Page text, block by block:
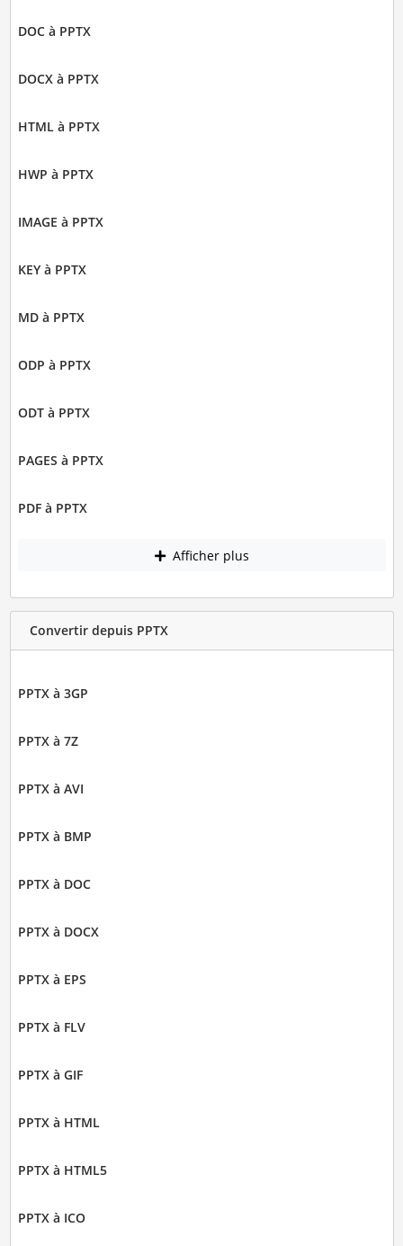
DOC à PPTX
DOCX à PPTX
HTML à PPTX
HWP à PPTX
IMAGE à PPTX
KEY à PPTX
MD à PPTX
ODP à PPTX
ODT à PPTX
PAGES à PPTX
PDF à PPTX
Afficher plus
Convertir depuis PPTX
PPTX à 3GP
PPTX à 7Z
PPTX à AVI
PPTX à BMP
PPTX à DOC
PPTX à DOCX
PPTX à EPS
PPTX à FLV
PPTX à GIF
PPTX à HTML
PPTX à HTML5
PPTX à ICO